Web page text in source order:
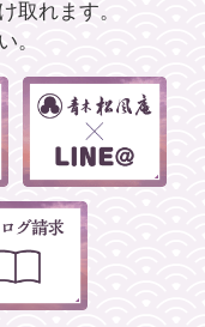
取れます。
。